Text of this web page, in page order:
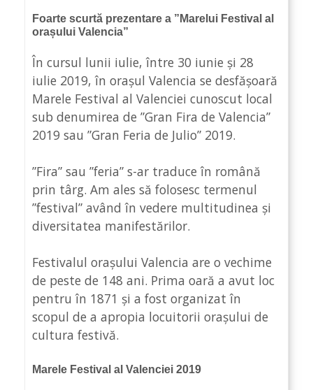
Foarte scurtă prezentare a ”Marelui Festival al
orașului Valencia”
În cursul lunii iulie, între 30 iunie și 28
iulie 2019, în orașul Valencia se desfășoară
Marele Festival al Valenciei cunoscut local
sub denumirea de ”Gran Fira de Valencia”
2019 sau ”Gran Feria de Julio” 2019.
”Fira” sau ”feria” s-ar traduce în română
prin târg. Am ales să folosesc termenul
”festival” având în vedere multitudinea și
diversitatea manifestărilor.
Festivalul orașului Valencia are o vechime
de peste de 148 ani. Prima oară a avut loc
pentru în 1871 și a fost organizat în
scopul de a apropia locuitorii orașului de
cultura festivă.
Marele Festival al Valenciei 2019